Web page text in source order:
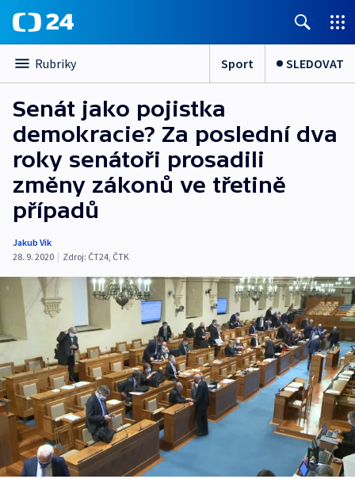
Rubriky Sport SLEDOVAT
Senát jako pojistka
demokracie? Za poslední dva
roky senátoři prosadili
změny zákonů ve třetině
případů
Jakub Vik
28. 9. 2020 | Zdroj: ČT24, ČTK